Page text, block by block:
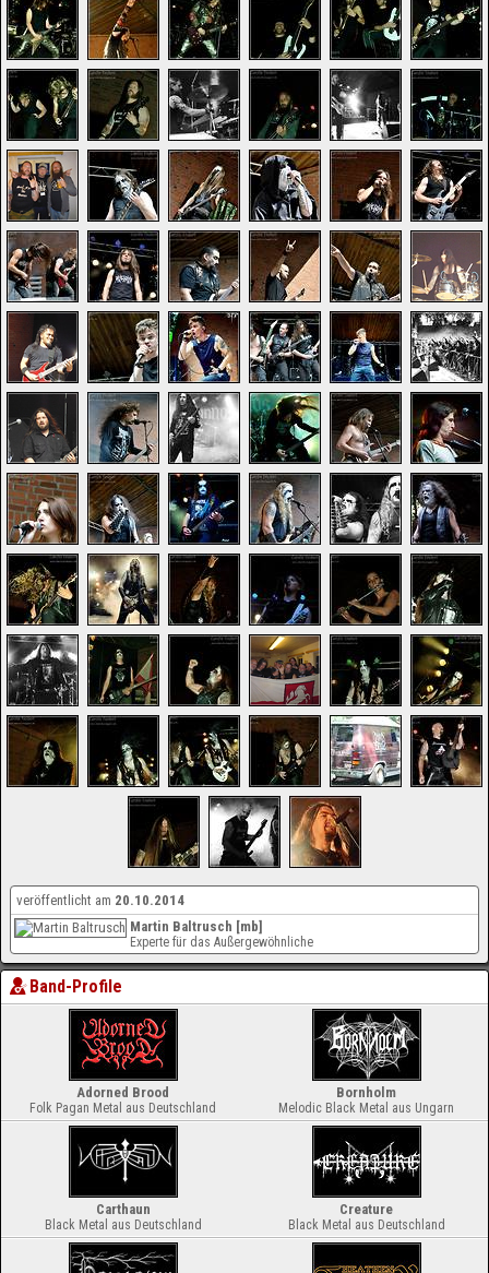
veröffentlicht am 20.10.2014
Martin Baltrusch [mb]
Experte für das Außergewöhnliche
Band-Profile
Adorned Brood
Folk Pagan Metal aus Deutschland
Bornholm
Melodic Black Metal aus Ungarn
Carthaun
Black Metal aus Deutschland
Creature
Black Metal aus Deutschland